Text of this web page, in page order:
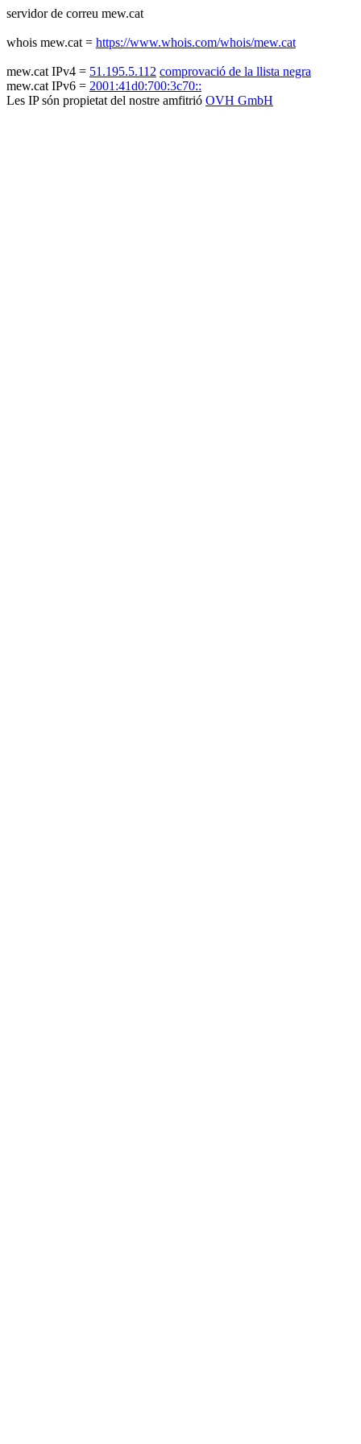
servidor de correu mew.cat
whois mew.cat = https://www.whois.com/whois/mew.cat
mew.cat IPv4 = 51.195.5.112 comprovació de la llista negra
mew.cat IPv6 = 2001:41d0:700:3c70::
Les IP són propietat del nostre amfitrió OVH GmbH